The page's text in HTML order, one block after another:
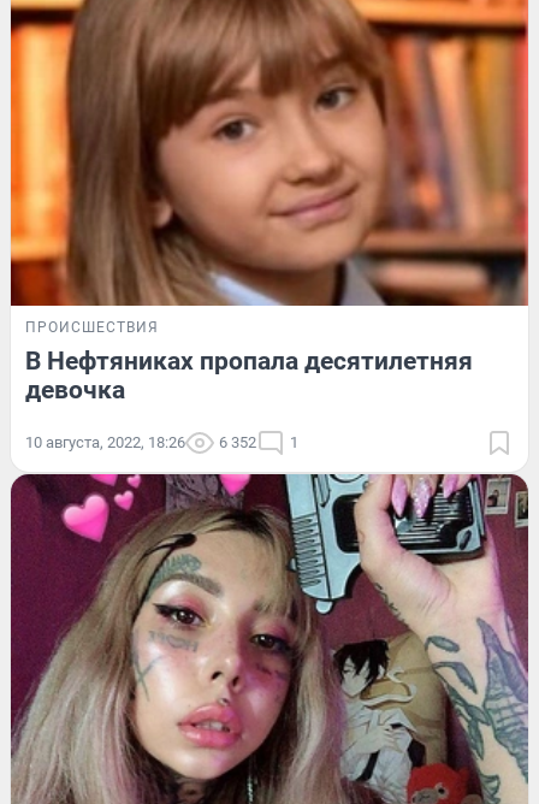
ПРОИСШЕСТВИЯ
В Нефтяниках пропала десятилетняя
девочка
10 августа, 2022, 18:26 6 352 1